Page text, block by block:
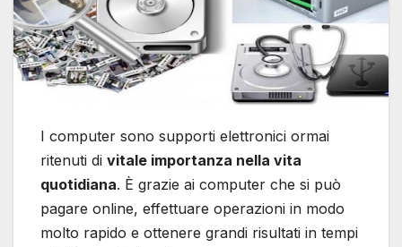
I computer sono supporti elettronici ormai
ritenuti di vitale importanza nella vita
quotidiana. È grazie ai computer che si può
pagare online, effettuare operazioni in modo
molto rapido e ottenere grandi risultati in tempi